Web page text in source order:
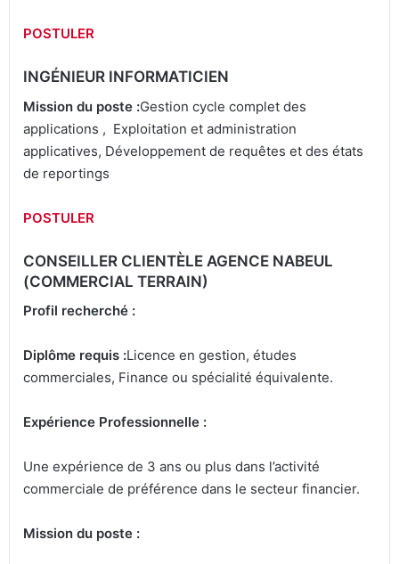
POSTULER
INGÉNIEUR INFORMATICIEN
Mission du poste :Gestion cycle complet des
applications , Exploitation et administration
applicatives, Développement de requêtes et des états
de reportings
POSTULER
CONSEILLER CLIENTÈLE AGENCE NABEUL
(COMMERCIAL TERRAIN)
Profil recherché :
Diplôme requis :Licence en gestion, études
commerciales, Finance ou spécialité équivalente.
Expérience Professionnelle :
Une expérience de 3 ans ou plus dans l’activité
commerciale de préférence dans le secteur financier.
Mission du poste :